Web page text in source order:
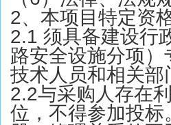
2、本项目特定资
2.1 须具备建设行
路安全设施分项
技术人员和相关
2.2与采购人存在
位，不得参加投